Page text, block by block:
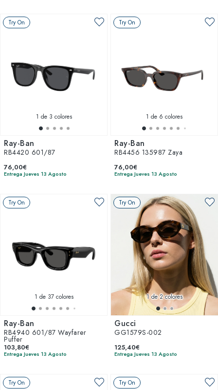
Try On
1 de 3 colores
Ray-Ban
RB4420 601/87
76,00€
Entrega Jueves 13 Agosto
Try On
1 de 6 colores
Ray-Ban
RB4456 135987 Zaya
76,00€
Entrega Jueves 13 Agosto
Try On
1 de 37 colores
Ray-Ban
RB4940 601/87 Wayfarer
Puffer
103,80€
Entrega Jueves 13 Agosto
Try On
1de 2 colores
Gucci
GG1579S-002
125,40€
Entrega Jueves 13 Agosto
Try On Try On